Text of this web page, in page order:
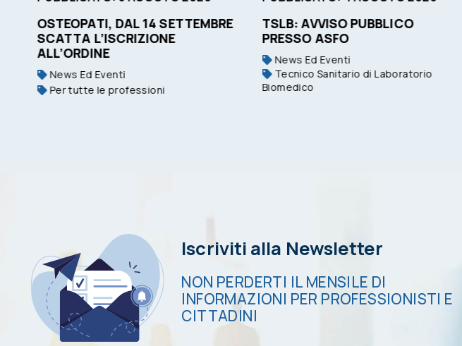
OSTEOPATI, DAL 14 SETTEMBRE
SCATTA L’ISCRIZIONE
ALL’ORDINE
News Ed Eventi
Per tutte le professioni
TSLB: AVVISO PUBBLICO
PRESSO ASFO
News Ed Eventi
Tecnico Sanitario di Laboratorio
Biomedico
Iscriviti alla Newsletter
NON PERDERTI IL MENSILE DI
INFORMAZIONI PER PROFESSIONISTI E
CITTADINI